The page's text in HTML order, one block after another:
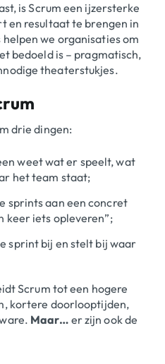
is Scrum een ijzersterke
en resultaat te brengen in
we organisaties om
bedoeld is – pragmatisch,
theaterstukjes.
drie dingen:
weet wat er speelt, wat
het team staat;
sprints aan een concret
keer iets opleveren”;
sprint bij en stelt bij waar
Scrum tot een hogere
kortere doorlooptijden,
Maar… er zijn ook de